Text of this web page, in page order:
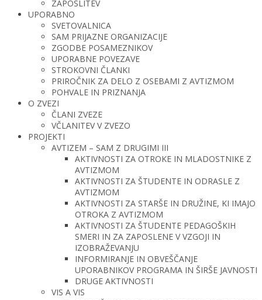
ZAPOSLITEV
UPORABNO
SVETOVALNICA
SAM PRIJAZNE ORGANIZACIJE
ZGODBE POSAMEZNIKOV
UPORABNE POVEZAVE
STROKOVNI ČLANKI
PRIROČNIK ZA DELO Z OSEBAMI Z AVTIZMOM
POHVALE IN PRIZNANJA
O ZVEZI
ČLANI ZVEZE
VČLANITEV V ZVEZO
PROJEKTI
AVTIZEM – SAM Z DRUGIMI III
AKTIVNOSTI ZA OTROKE IN MLADOSTNIKE Z
AVTIZMOM
AKTIVNOSTI ZA ŠTUDENTE IN ODRASLE Z
AVTIZMOM
AKTIVNOSTI ZA STARŠE IN DRUŽINE, KI IMAJO
OTROKA Z AVTIZMOM
AKTIVNOSTI ZA ŠTUDENTE PEDAGOŠKIH
SMERI IN ZA ZAPOSLENE V VZGOJI IN
IZOBRAŽEVANJU
INFORMIRANJE IN OBVEŠČANJE
UPORABNIKOV PROGRAMA IN ŠIRŠE JAVNOSTI
DRUGE AKTIVNOSTI
VIS A VIS